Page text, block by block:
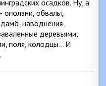
осадков. Ну, а
оползни, обвалы,
наводнения,
деревьями,
поля, колодцы… И